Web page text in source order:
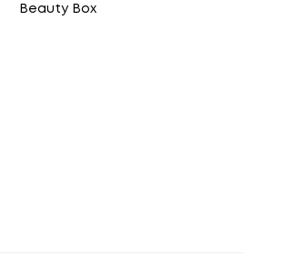
Beauty Box